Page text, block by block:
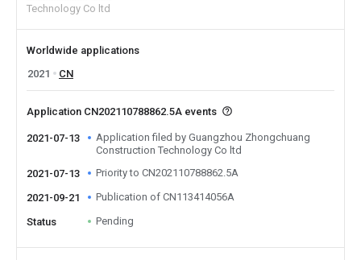
Technology Co ltd
Worldwide applications
2021
CN
Application CN202110788862.5A events
2021-07-13
Application filed by Guangzhou Zhongchuang
Construction Technology Co ltd
2021-07-13
Priority to CN202110788862.5A
2021-09-21 Publication of CN113414056A
Status Pending